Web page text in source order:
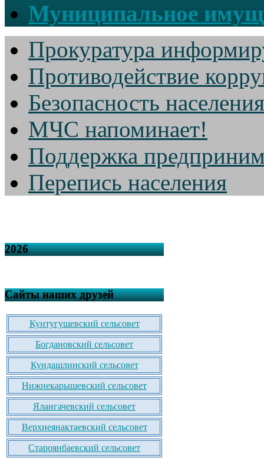
Муниципальное
Прокуратура
Противодействие
Безопасность населения
МЧС напоминает!
Поддержка
Перепись населения
2026
Сайты наших друзей
Кунтугушевский сельсовет
Богдановский сельсовет
Кундашлинский сельсовет
Нижнекарышевский сельсовет
Ялангачевский сельсовет
Верхнеянактаевский сельсовет
Староянбаевский сельсовет